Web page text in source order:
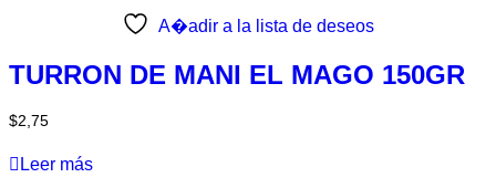
A�adir a la lista de deseos
TURRON DE MANI EL MAGO 150GR
$2,75
Leer más